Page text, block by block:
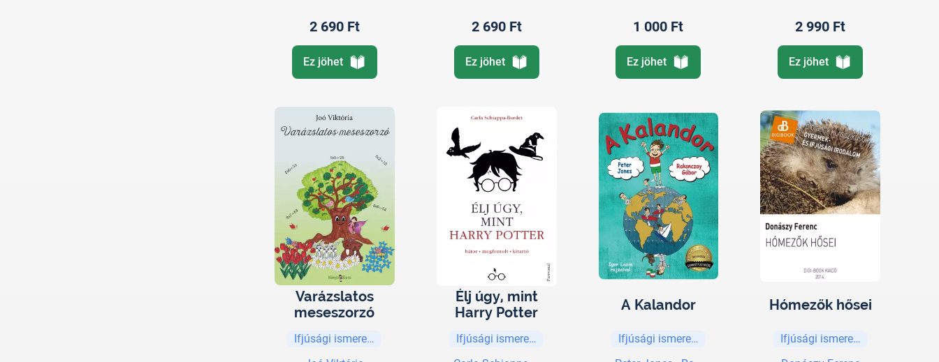
2 690 Ft
Ez jöhet
2 690 Ft
Ez jöhet
1 000 Ft
Ez jöhet
2 990 Ft
Ez jöhet
Varázslatos
meseszorzó
Ifjúsági ismeretterjesztő
Élj úgy, mint
Harry Potter
Ifjúsági ismeretterjesztő
A Kalandor
Ifjúsági ismeretterjesztő
Hómezők hősei
Ifjúsági ismeretterjesztő